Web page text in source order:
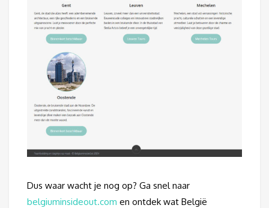
Dus waar wacht je nog op? Ga snel naar
belgiuminsideout.com en ontdek wat België